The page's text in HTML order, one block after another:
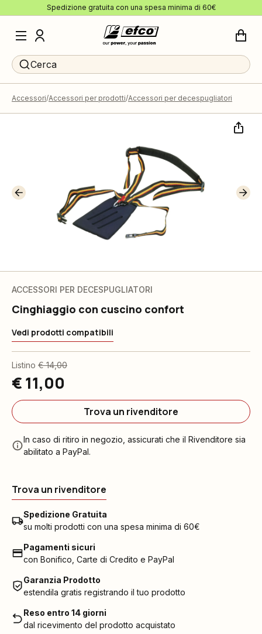
Spedizione gratuita con una spesa minima di 60€
Cerca
Accessori Accessori per prodotti Accessori per decespugliatori
ACCESSORI PER DECESPUGLIATORI
Cinghiaggio con cuscino confort
Vedi prodotti compatibili
Listino € 14,00
€ 11,00
Trova un rivenditore
In caso di ritiro in negozio, assicurati che il Rivenditore sia
abilitato a PayPal.
Trova un rivenditore
Spedizione Gratuita
su molti prodotti con una spesa minima di 60€
Pagamenti sicuri
con Bonifico, Carte di Credito e PayPal
Garanzia Prodotto
estendila gratis registrando il tuo prodotto
Reso entro 14 giorni
dal ricevimento del prodotto acquistato